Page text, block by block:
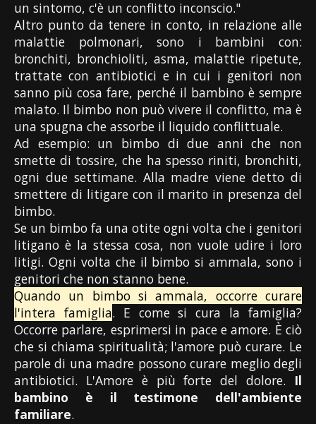
un sintomo, c'è un conflitto inconscio."
Altro punto da tenere in conto, in relazione alle
malattie polmonari, sono i bambini con:
bronchiti, bronchioliti, asma, malattie ripetute,
trattate con antibiotici e in cui i genitori non
sanno più cosa fare, perché il bambino è sempre
malato. Il bimbo non può vivere il conflitto, ma è
una spugna che assorbe il liquido conflittuale.
Ad esempio: un bimbo di due anni che non
smette di tossire, che ha spesso riniti, bronchiti,
ogni due settimane. Alla madre viene detto di
smettere di litigare con il marito in presenza del
bimbo.
Se un bimbo fa una otite ogni volta che i genitori
litigano è la stessa cosa, non vuole udire i loro
litigi. Ogni volta che il bimbo si ammala, sono i
genitori che non stanno bene.
Quando un bimbo si ammala, occorre curare
l'intera famiglia. E come si cura la famiglia?
Occorre parlare, esprimersi in pace e amore. È ciò
che si chiama spiritualità; l'amore può curare. Le
parole di una madre possono curare meglio degli
antibiotici. L'Amore è più forte del dolore. Il
bambino è il testimone dell'ambiente
familiare.